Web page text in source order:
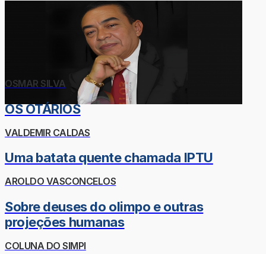
OSMAR SILVA
OS OTÁRIOS
VALDEMIR CALDAS
Uma batata quente chamada IPTU
AROLDO VASCONCELOS
Sobre deuses do olimpo e outras
projeções humanas
COLUNA DO SIMPI